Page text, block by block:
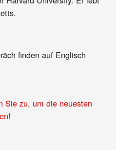
finden auf Englisch
Sie zu, um die neuesten